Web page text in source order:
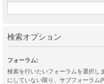
検索オプション
フォーラム:
検索を行いたいフォーラムを選択し
にしていない限り、サブフォーラム